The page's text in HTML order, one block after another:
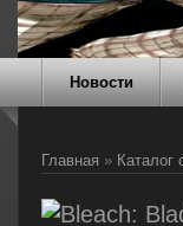
Новости
Главная » Каталог